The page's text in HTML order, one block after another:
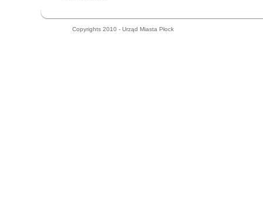
Copyrights 2010 - Urząd Miasta Płock